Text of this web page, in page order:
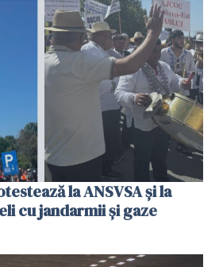
la ANSVSA și la
cu jandarmii și gaze